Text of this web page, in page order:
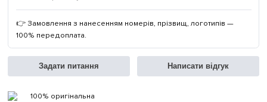
👉 Замовлення з нанесенням номерів, прізвищ, логотипів —
100% передоплата.
Задати питання Написати відгук
100% оригінальна